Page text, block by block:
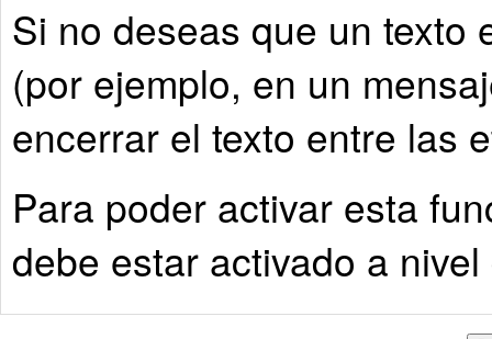
Si no deseas que un texto
(por ejemplo, en un
encerrar el texto entre las
Para poder activar esta
debe estar activado a